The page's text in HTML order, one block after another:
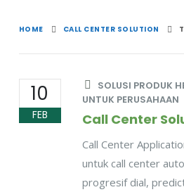
HOME CALL CENTER SOLUTION
10
FEB
SOLUSI PRODUK
UNTUK PERUSAHAAN
Call Center
Call Center
untuk call center
progresif dial,